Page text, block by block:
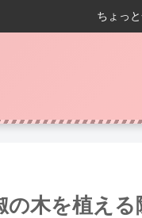
ちょっ
の木を植え